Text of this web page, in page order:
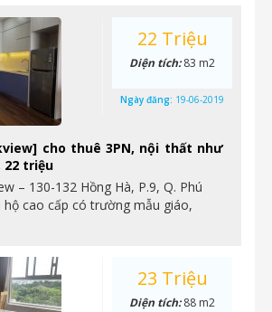
cho thuê 3PN, nội thất như
22 triệu
– 130-132 Hồng Hà, P.9, Q. Phú
hộ cao cấp có trường mẫu giáo,
22 Triệu
Diện tích:83 m2
Ngày đăng: 19-06-2019
23 Triệu
Diện tích:88 m2